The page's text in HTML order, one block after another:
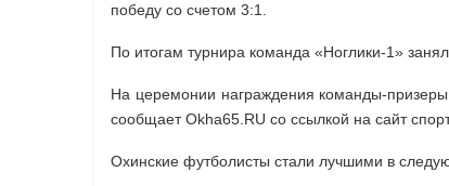
победу со счетом 3:1.
По итогам турнира команда «Ноглики-​1»
На церемонии награждения команды-​
сообщает Okha65.RU со ссылкой на сайт
Охинские футболисты стали лучшими в